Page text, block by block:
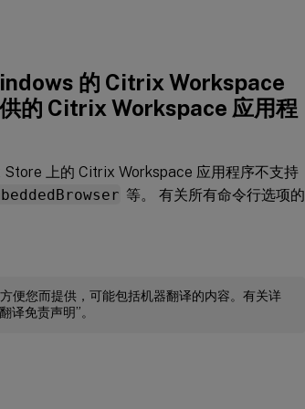
的 Citrix Workspace
的 Citrix Workspace 应用程
上的 Citrix Workspace 应用程序不支持
等。 有关所有命令行选项的
便您而提供，可能包括机器翻译的内容。有关详
译免责声明”。